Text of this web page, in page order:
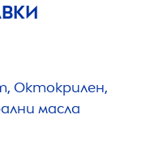
Октокрилен,
масла